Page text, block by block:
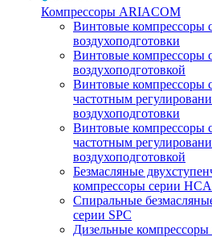
Компрессоры ARIACOM
Винтовые компрессоры
воздухоподготовки
Винтовые компрессоры
воздухоподготовкой
Винтовые компрессоры
частотным
воздухоподготовки
Винтовые компрессоры
частотным
воздухоподготовкой
Безмасляные
компрессоры серии HCA
Спиральные
серии SPC
Дизельные